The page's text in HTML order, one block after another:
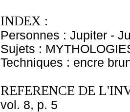
INDEX :
Personnes : Jupiter -
Sujets :
Techniques : encre
REFERENCE DE
vol. 8, p. 5